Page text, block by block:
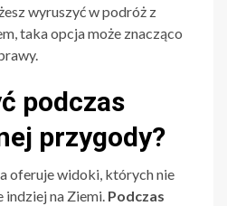
wyruszyć w podróż z
taka opcja może znacząco
podczas
przygody?
oferuje widoki, których nie
na Ziemi. Podczas